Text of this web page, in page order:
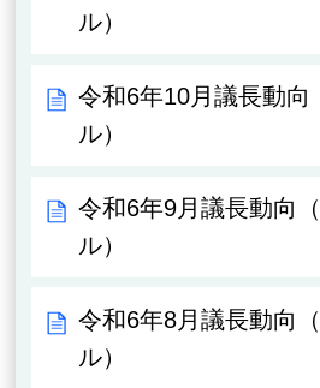
ル）
令和6年10月議長動向
ル）
令和6年9月議長動向
ル）
令和6年8月議長動向
ル）